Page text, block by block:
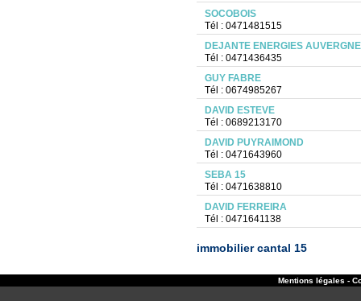
SOCOBOIS
Tél : 0471481515
DEJANTE ENERGIES AUVERGNE
Tél : 0471436435
GUY FABRE
Tél : 0674985267
DAVID ESTEVE
Tél : 0689213170
DAVID PUYRAIMOND
Tél : 0471643960
SEBA 15
Tél : 0471638810
DAVID FERREIRA
Tél : 0471641138
immobilier cantal 15
Mentions légales -